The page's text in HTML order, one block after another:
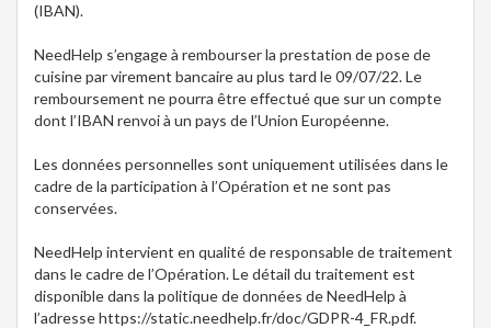
(IBAN).
NeedHelp s’engage à rembourser la prestation de pose de
cuisine par virement bancaire au plus tard le 09/07/22. Le
remboursement ne pourra être effectué que sur un compte
dont l’IBAN renvoi à un pays de l’Union Européenne.
Les données personnelles sont uniquement utilisées dans le
cadre de la participation à l’Opération et ne sont pas
conservées.
NeedHelp intervient en qualité de responsable de traitement
dans le cadre de l’Opération. Le détail du traitement est
disponible dans la politique de données de NeedHelp à
l’adresse https://static.needhelp.fr/doc/GDPR-4_FR.pdf.